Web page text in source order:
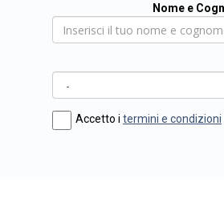
Nome e
Accetto i termini e condizioni